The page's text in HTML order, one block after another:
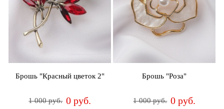
Брошь "Красный цветок 2"
1 000 руб. 0 руб.
Брошь "Роза"
1 000 руб. 0 руб.